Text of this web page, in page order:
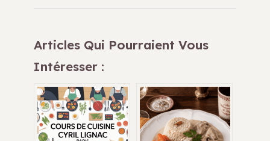
Articles Qui Pourraient Vous
Intéresser :